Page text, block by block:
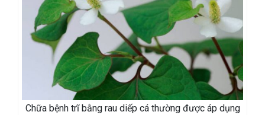
Chữa bệnh trĩ bằng rau diếp cá thường được áp dụng